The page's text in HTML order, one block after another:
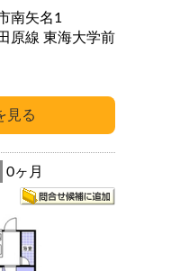
南矢名1
原線 東海大学前
0ヶ月